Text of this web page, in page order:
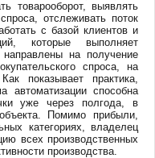
товарооборот, выявлять
отслеживать поток
с базой клиентов и
которые выполняет
направлены на получение
спроса, на
показывает практика,
автоматизации способна
уже через полгода, в
Помимо прибыли,
категориях, владелец
всех производственных
производства.